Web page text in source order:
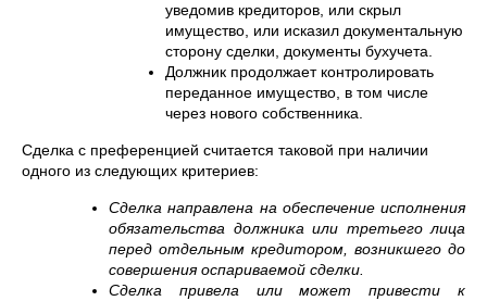
уведомив кредиторов, или скрыл
имущество, или исказил документальную
сторону сделки, документы бухучета.
Должник продолжает контролировать
переданное имущество, в том числе
через нового собственника.
Сделка с преференцией считается таковой при наличии
одного из следующих критериев:
Сделка направлена на обеспечение исполнения
обязательства должника или третьего лица
перед отдельным кредитором, возникшего до
совершения оспариваемой сделки.
Сделка привела или может привести к